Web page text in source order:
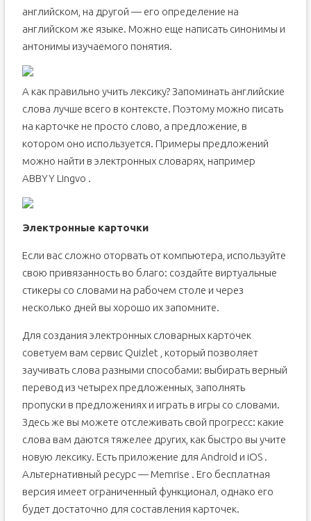
английском, на другой — его определение на
английском же языке. Можно еще написать синонимы и
антонимы изучаемого понятия.
А как правильно учить лексику? Запоминать английские
слова лучше всего в контексте. Поэтому можно писать
на карточке не просто слово, а предложение, в
котором оно используется. Примеры предложений
можно найти в электронных словарях, например
ABBYY Lingvo .
Электронные карточки
Если вас сложно оторвать от компьютера, используйте
свою привязанность во благо: создайте виртуальные
стикеры со словами на рабочем столе и через
несколько дней вы хорошо их запомните.
Для создания электронных словарных карточек
советуем вам сервис Quizlet , который позволяет
заучивать слова разными способами: выбирать верный
перевод из четырех предложенных, заполнять
пропуски в предложениях и играть в игры со словами.
Здесь же вы можете отслеживать свой прогресс: какие
слова вам даются тяжелее других, как быстро вы учите
новую лексику. Есть приложение для Android и iOS .
Альтернативный ресурс — Memrise . Его бесплатная
версия имеет ограниченный функционал, однако его
будет достаточно для составления карточек.